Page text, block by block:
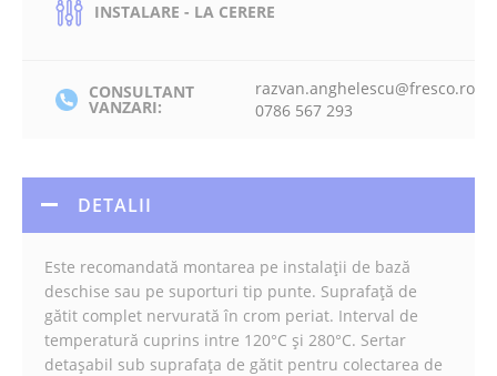
INSTALARE - LA CERERE
CONSULTANT
VANZARI:
razvan.anghelescu@fresco.ro
0786 567 293
DETALII
Este recomandată montarea pe instalații de bază
deschise sau pe suporturi tip punte. Suprafață de
gătit complet nervurată în crom periat. Interval de
temperatură cuprins intre 120°C și 280°C. Sertar
detașabil sub suprafața de gătit pentru colectarea de